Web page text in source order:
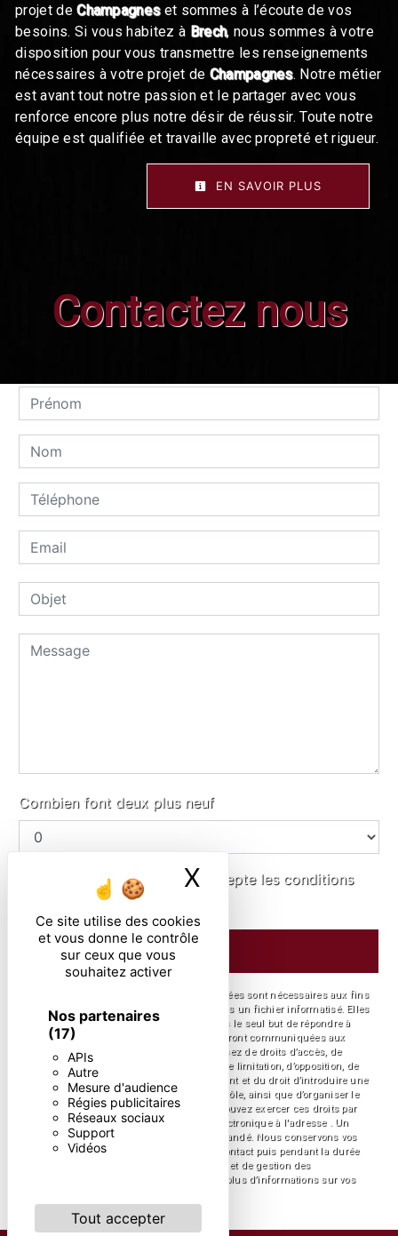
Ce site utilise des cookies
et vous donne le contrôle
sur ceux que vous
souhaitez activer
Nos partenaires
(17)
APIs
Autre
Mesure d'audience
Régies publicitaires
Réseaux sociaux
Support
Vidéos
Tout accepter
X Masquer le
projet deChampagneset sommes à l’écoute de vos
besoins. Si vous habitez à Brech, nous sommes à votre
disposition pour vous transmettre les renseignements
nécessaires à votre projet de Champagnes. Notre métier
est avant tout notre passion et le partager avec vous
renforce encore plus notre désir de réussir. Toute notre
équipe est qualifiée et travaille avec propreté et rigueur.
EN SAVOIR PLUS
Contactez nous
Combien font deux plus neuf
En cochant cette case, j'accepte les conditions
particulières ci-dessous **
ENVOYER
** Les données personnelles communiquées sont nécessaires aux fins
de vous contacter et sont enregistrées dans un fichier informatisé. Elles
sont destinées à et ses sous-traitants dans le seul but de répondre à
votre message. Les données collectées seront communiquées aux
seuls destinataires suivants: . Vous disposez de droits d’accès, de
rectification, d’effacement, de portabilité, de limitation, d’opposition, de
retrait de votre consentement à tout moment et du droit d’introduire une
réclamation auprès d’une autorité de contrôle, ainsi que d’organiser le
sort de vos données post-mortem. Vous pouvez exercer ces droits par
voie postale à l'adresse ou par courrier électronique à l'adresse . Un
justificatif d'identité pourra vous être demandé. Nous conservons vos
données pendant la période de prise de contact puis pendant la durée
de prescription légale aux fins probatoires et de gestion des
contentieux. Consultez le site cnil.fr pour plus d’informations sur vos